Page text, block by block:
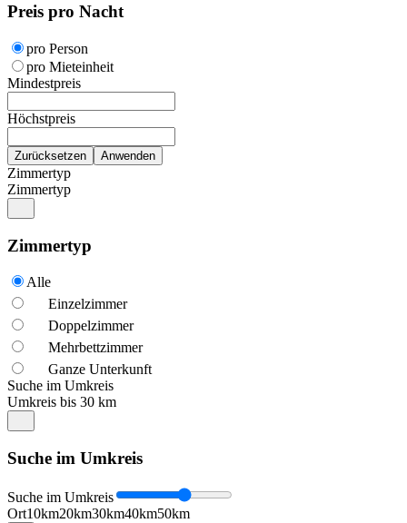
Preis pro Nacht
pro Person
pro Mieteinheit
Mindestpreis
Höchstpreis
Zimmertyp
Zimmertyp
Zimmertyp
Alle
Einzelzimmer
Doppelzimmer
Mehrbettzimmer
Ganze Unterkunft
Suche im Umkreis
Umkreis bis 30 km
Suche im Umkreis
Suche im Umkreis
Ort10km20km30km40km50km